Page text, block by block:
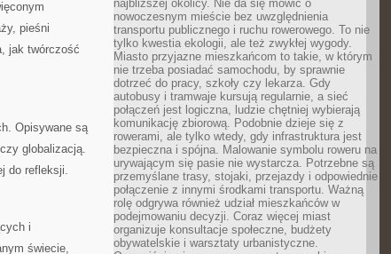
pieśni
jak twórczość
Opisywane są
globalizacją.
do refleksji.
i
świecie,
najbliższej okolicy. Nie da się mówić o
nowoczesnym mieście bez uwzględnienia
transportu publicznego i ruchu rowerowego. To nie
tylko kwestia ekologii, ale też zwykłej wygody.
Miasto przyjazne mieszkańcom to takie, w którym
nie trzeba posiadać samochodu, by sprawnie
dotrzeć do pracy, szkoły czy lekarza. Gdy
autobusy i tramwaje kursują regularnie, a sieć
połączeń jest logiczna, ludzie chętniej wybierają
komunikację zbiorową. Podobnie dzieje się z
rowerami, ale tylko wtedy, gdy infrastruktura jest
bezpieczna i spójna. Malowanie symbolu roweru na
urywającym się pasie nie wystarcza. Potrzebne są
przemyślane trasy, stojaki, przejazdy i odpowiednie
połączenie z innymi środkami transportu. Ważną
rolę odgrywa również udział mieszkańców w
podejmowaniu decyzji. Coraz więcej miast
organizuje konsultacje społeczne, budżety
obywatelskie i warsztaty urbanistyczne.